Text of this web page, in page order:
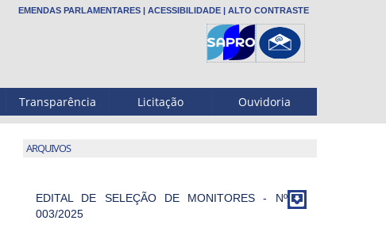
EMENDAS PARLAMENTARES | ACESSIBILIDADE | ALTO CONTRASTE
Transparência Licitação Ouvidoria
ARQUIVOS
EDITAL DE SELEÇÃO DE MONITORES - Nº
003/2025
